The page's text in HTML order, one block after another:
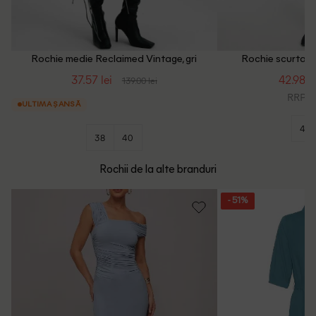
Rochie medie Reclaimed Vintage, gri
37.57 lei 139.00 lei
ULTIMA ȘANSĂ
38 40
Rochie scurta
42.98
RRP:
40
Rochii de la alte branduri
- 51%